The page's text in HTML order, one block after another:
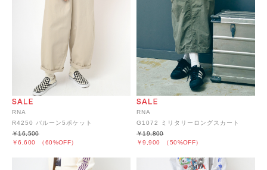
RNA
R4250 バルーン5ポケット
￥6,600 （60%OFF）
￥16,500
RNA
G1072 ミリタリーロングスカート
￥9,900 （50%OFF）
￥19,800